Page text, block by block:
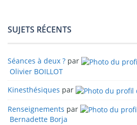
SUJETS RÉCENTS
Séances à deux ? par
Olivier BOILLOT
Kinesthésiques par
Renseignements par
Bernadette Borja